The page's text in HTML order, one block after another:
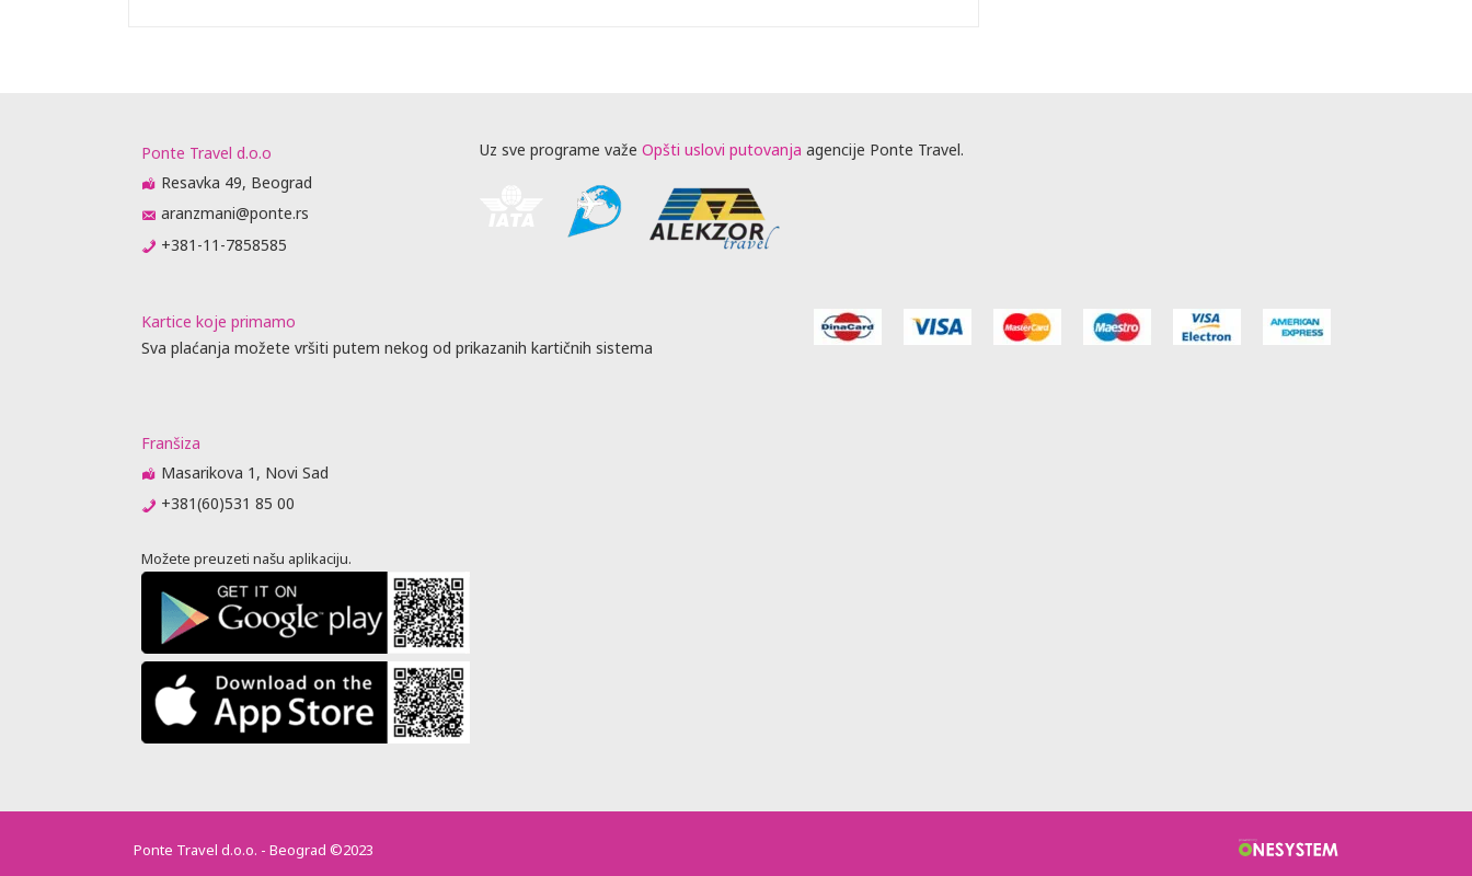
Ponte Travel d.o.o
Resavka 49, Beograd
aranzmani@ponte.rs
+381-11-7858585
Uz sve programe važe Opšti uslovi putovanja agencije Ponte Travel.
Kartice koje primamo
Sva plaćanja možete vršiti putem nekog od prikazanih kartičnih sistema
Franšiza
Masarikova 1, Novi Sad
+381(60)531 85 00
Možete preuzeti našu aplikaciju.
Ponte Travel d.o.o. - Beograd ©2023